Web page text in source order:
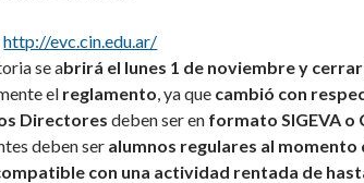
http://evc.cin.edu.ar/
se abrirá el lunes 1 de noviembrey
el reglamento, ya que cambió con
Directores deben ser en formato SIGEVA o
deben ser alumnos regulares al
con una actividad rentada de